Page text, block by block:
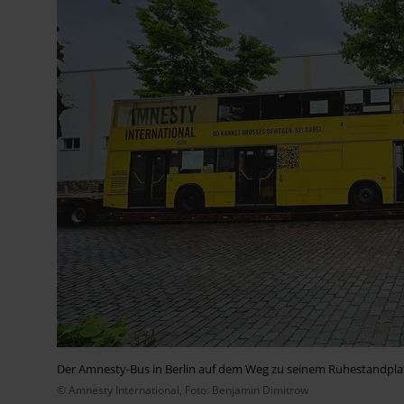
Der Amnesty-Bus in Berlin auf dem Weg zu seinem
© Amnesty International, Foto: Benjamin Dimitrow